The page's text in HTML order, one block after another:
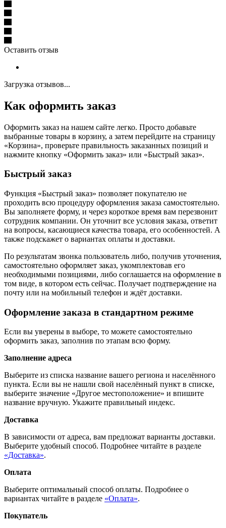
Оставить отзыв
Загрузка отзывов...
Как оформить заказ
Оформить заказ на нашем сайте легко. Просто добавьте
выбранные товары в корзину, а затем перейдите на страницу
«Корзина», проверьте правильность заказанных позиций и
нажмите кнопку «Оформить заказ» или «Быстрый заказ».
Быстрый заказ
Функция «Быстрый заказ» позволяет покупателю не
проходить всю процедуру оформления заказа самостоятельно.
Вы заполняете форму, и через короткое время вам перезвонит
сотрудник компании. Он уточнит все условия заказа, ответит
на вопросы, касающиеся качества товара, его особенностей. А
также подскажет о вариантах оплаты и доставки.
По результатам звонка пользователь либо, получив уточнения,
самостоятельно оформляет заказ, укомплектовав его
необходимыми позициями, либо соглашается на оформление в
том виде, в котором есть сейчас. Получает подтверждение на
почту или на мобильный телефон и ждёт доставки.
Оформление заказа в стандартном режиме
Если вы уверены в выборе, то можете самостоятельно
оформить заказ, заполнив по этапам всю форму.
Заполнение адреса
Выберите из списка название вашего региона и населённого
пункта. Если вы не нашли свой населённый пункт в списке,
выберите значение «Другое местоположение» и впишите
название вручную. Укажите правильный индекс.
Доставка
В зависимости от адреса, вам предложат варианты доставки.
Выберите удобный способ. Подробнее читайте в разделе
«Доставка».
Оплата
Выберите оптимальный способ оплаты. Подробнее о
вариантах читайте в разделе «Оплата».
Покупатель